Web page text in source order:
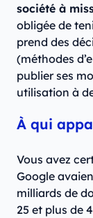
société à
obligée de
prend des
(méthodes
publier ses
utilisation à
À qui
Vous avez
Google
milliards de
25 et plus de